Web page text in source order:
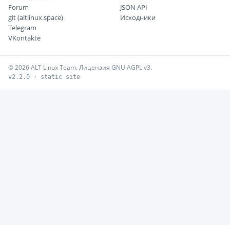
Forum
git (altlinux.space)
Telegram
VKontakte
JSON API
Исходники
© 2026 ALT Linux Team. Лицензия GNU AGPL v3.
v2.2.0 · static site